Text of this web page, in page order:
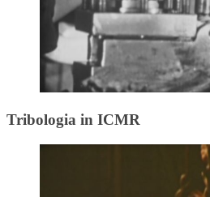
Tribologia in ICMR